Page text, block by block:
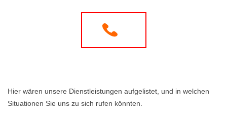
Hier wären unsere Dienstleistungen aufgelistet, und in welchen
Situationen Sie uns zu sich rufen könnten.